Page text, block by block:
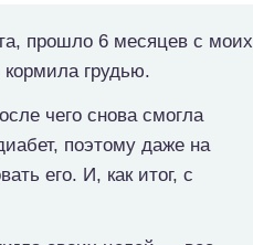
прошло 6 месяцев с моих
грудью.
чего снова смогла
поэтому даже на
его. И, как итог, с